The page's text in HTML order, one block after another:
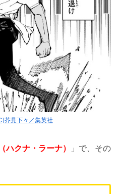
芥見下々／集英社
ハクナ・ラーナ）
」で、その